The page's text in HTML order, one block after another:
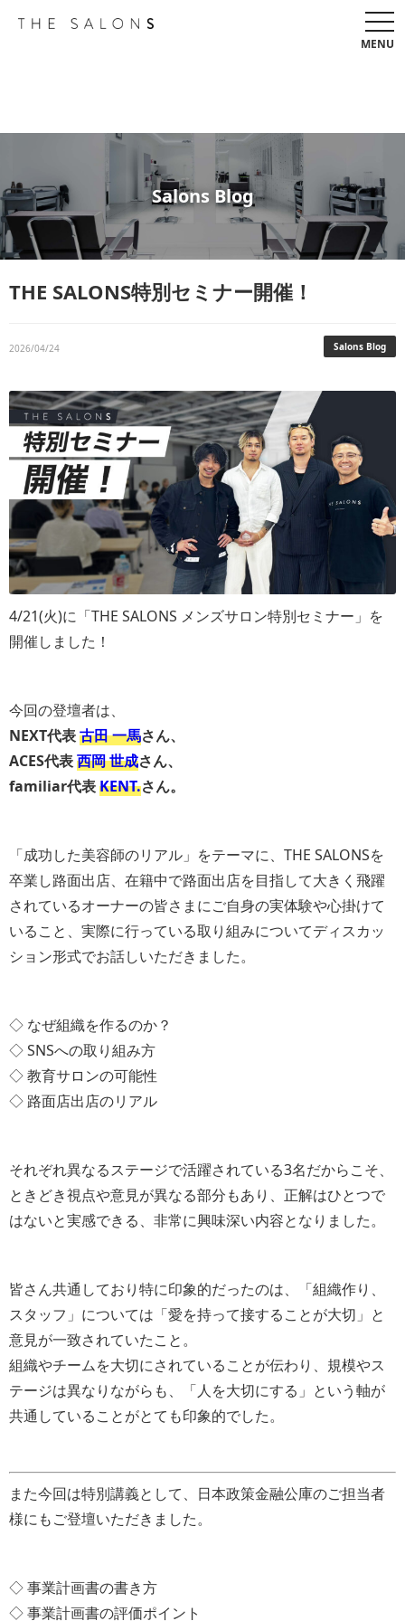
MENU
Salons Blog
THE SALONS特別セミナー開催！
2026/04/24 Salons Blog
4/21(火)に「THE SALONS メンズサロン特別セミナー」を
開催しました！
今回の登壇者は、
NEXT代表古田 一馬さん、
ACES代表西岡 世成さん、
familiar代表KENT.さん。
「成功した美容師のリアル」をテーマに、THE SALONSを
卒業し路面出店、在籍中で路面出店を目指して大きく飛躍
されているオーナーの皆さまにご自身の実体験や心掛けて
いること、実際に行っている取り組みについてディスカッ
ション形式でお話しいただきました。
◇ なぜ組織を作るのか？
◇ SNSへの取り組み方
◇ 教育サロンの可能性
◇ 路面店出店のリアル
それぞれ異なるステージで活躍されている3名だからこそ、
ときどき視点や意見が異なる部分もあり、正解はひとつで
はないと実感できる、非常に興味深い内容となりました。
皆さん共通しており特に印象的だったのは、「組織作り、
スタッフ」については「愛を持って接することが大切」と
意見が一致されていたこと。
組織やチームを大切にされていることが伝わり、規模やス
テージは異なりながらも、「人を大切にする」という軸が
共通していることがとても印象的でした。
また今回は特別講義として、日本政策金融公庫のご担当者
様にもご登壇いただきました。
◇ 事業計画書の書き方
◇ 事業計画書の評価ポイント